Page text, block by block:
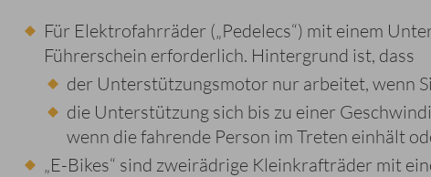
Für Elektrofahrräder („Pedelecs“) mit einem
Führerschein erforderlich. Hintergrund ist, dass
der Unterstützungsmotor nur arbeitet, wenn
die Unterstützung sich bis zu einer
wenn die fahrende Person im Treten einhält
„E-Bikes“ sind zweirädrige Kleinkrafträder mit